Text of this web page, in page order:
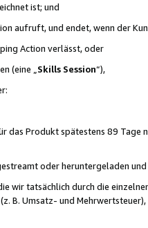
ist; und
aufruft, und endet, wenn der
Action verlässt, oder
(eine „ Skills Session“),
Produkt spätestens 89 Tage
oder heruntergeladen
wir tatsächlich durch die
B. Umsatz- und